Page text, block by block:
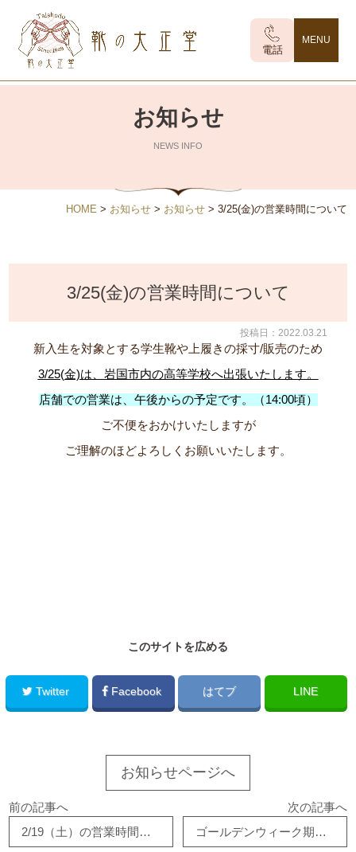
電話
MENU
お知らせ
NEWS INFO
HOME > お知らせ> お知らせ> 3/25(金)の営業時間について
3/25(金)の営業時間について
投稿日：2022.03.21
新入生を対象とする学生靴や上履きの採寸/販売のため
3/25(金)は、岩国市内の高等学校へ出張いたします。
店舗での営業は、午後からの予定です。
（14:00頃）
ご不便をおかけいたしますが
ご理解のほどよろしくお願いいたします。
このサイトを広める
Twitter Facebook はてブ LINE
お知らせページへ
前の記事へ
2/19（土）の営業時間について
次の記事へ
ゴールデンウィーク期間中の営業時間について